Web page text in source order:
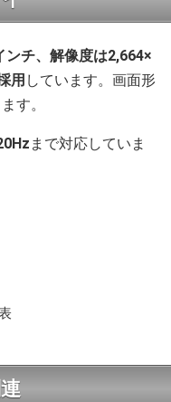
ンチ、解像度は2,664×
用 しています。画面形
す。
まで対応していま